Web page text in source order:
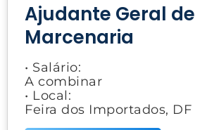
Ajudante Geral de
Marcenaria
• Salário:
A combinar
• Local:
Feira dos Importados, DF